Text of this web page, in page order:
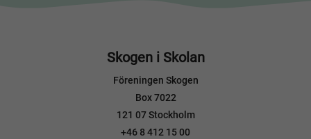
Skogen i Skolan
Föreningen Skogen
Box 7022
121 07 Stockholm
+46 8 412 15 00